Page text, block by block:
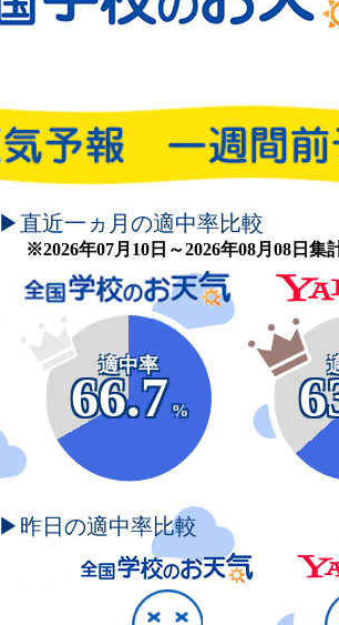
！学校のお天気
▶直近一ヵ月の適中率比較
※2026年07月10日～2026年08月08日集
適中率
66.7
%
▶昨日の適中率比較